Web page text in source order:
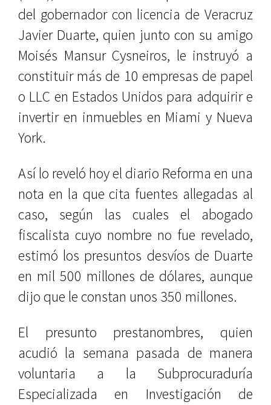
del gobernador con licencia de Veracruz
Javier Duarte, quien junto con su amigo
Moisés Mansur Cysneiros, le instruyó a
constituir más de 10 empresas de papel
o LLC en Estados Unidos para adquirir e
invertir en inmuebles en Miami y Nueva
York.
Así lo reveló hoy el diario Reforma en una
nota en la que cita fuentes allegadas al
caso, según las cuales el abogado
fiscalista cuyo nombre no fue revelado,
estimó los presuntos desvíos de Duarte
en mil 500 millones de dólares, aunque
dijo que le constan unos 350 millones.
El presunto prestanombres, quien
acudió la semana pasada de manera
voluntaria a la Subprocuraduría
Especializada en Investigación de